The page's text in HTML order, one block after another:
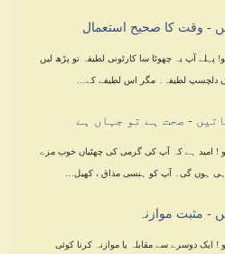
- وقت کا صحیح استعمال
پہلے آپ یہ چھوٹا سا کارٹونی لطیفہ تو پڑھ لیں
دلچسپ لطیفہ۔ مگر اس لطیفے کے…
- صحت ہے تو جہاں ہے
! امید ہے کہ آپ کی گرمی کی چھٹیاں خوب مزے
ہوں گی۔ آپ کو ہنسی مذاق ، کھیل…
- مثبت موازنہ
! ایک دوسرے سے مقابلہ یا موازنہ کرنا کوئی